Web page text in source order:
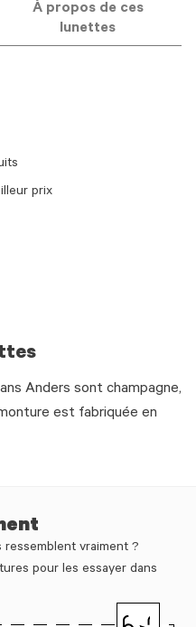
À propos de ces
lunettes
Anders sont champagne,
est fabriquée en
prix
ressemblent vraiment ?
pour les essayer dans